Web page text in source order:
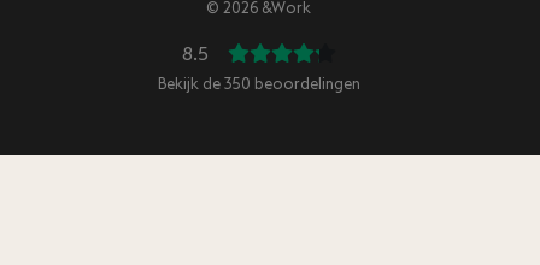
© 2026 &Work
8.5
Bekijk de 350 beoordelingen